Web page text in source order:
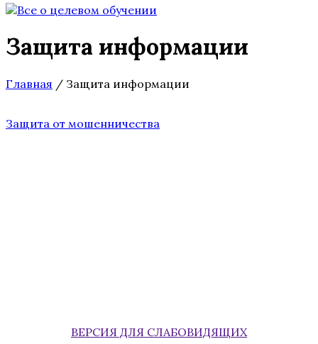
Защита информации
Главная / Защита информации
Защита от мошенничества
ВЕРСИЯ ДЛЯ СЛАБОВИДЯЩИХ